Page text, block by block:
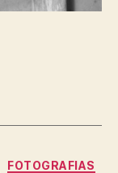
FOTOGRAFIAS